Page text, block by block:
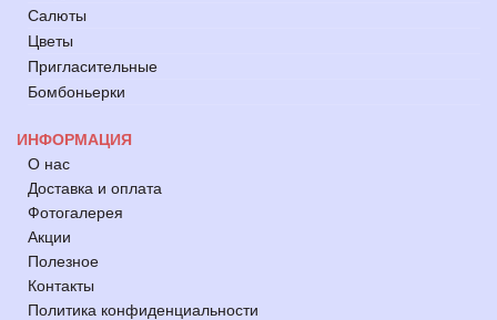
Салюты
Цветы
Пригласительные
Бомбоньерки
ИНФОРМАЦИЯ
О нас
Доставка и оплата
Фотогалерея
Акции
Полезное
Контакты
Политика конфиденциальности